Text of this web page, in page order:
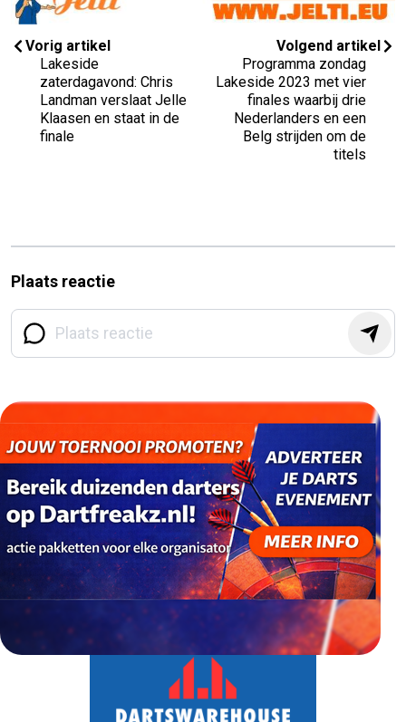
Vorig artikel
Lakeside
zaterdagavond: Chris
Landman verslaat Jelle
Klaasen en staat in de
finale
Volgend artikel
Programma zondag
Lakeside 2023 met vier
finales waarbij drie
Nederlanders en een
Belg strijden om de
titels
Plaats reactie